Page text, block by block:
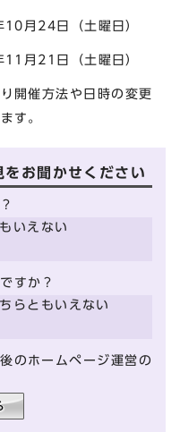
月24日（土曜日）
月21日（土曜日）
開催方法や日時の変更
す。
お聞かせください
いえない
すか？
らともいえない
のホームページ運営の